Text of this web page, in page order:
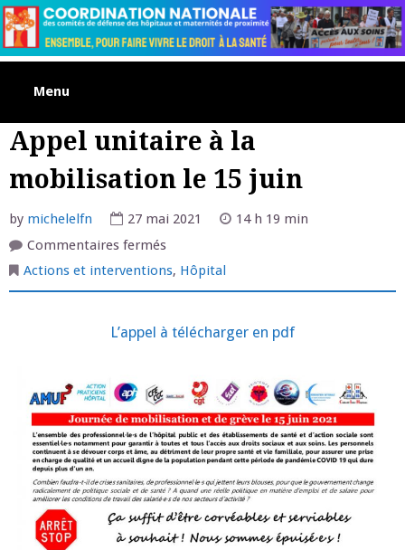
Skip
to
content
Menu
Appel unitaire à la
mobilisation le 15 juin
by michelelfn 27 mai 2021
14 h 19 min
Commentaires ferméssur
unitaire
la
15
Actions et interventions, Hôpital
L’appel à télécharger en pdf